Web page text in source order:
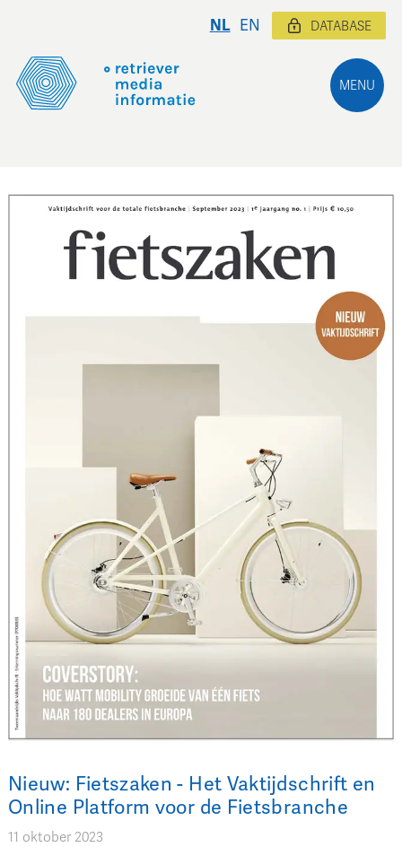
MENU
NL EN DATABASE
Nieuw: Fietszaken - Het Vaktijdschrift en
Online Platform voor de Fietsbranche
11 oktober 2023